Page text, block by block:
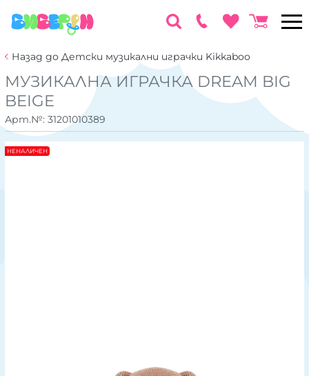
Назад до Детски музикални играчки Kikkaboo
МУЗИКАЛНА ИГРАЧКА DREAM BIG
BEIGE
Арт.№: 31201010389
НЕНАЛИЧЕН